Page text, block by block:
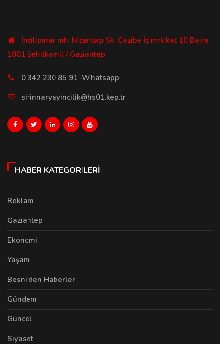
İncilipınar mh. Nişantaşı Sk. Cazibe İş mrk kat 10 Daire
1001 Şehitkamil / Gaziantep
0 342 230 85 91 -Whatsapp
sirinnaryayincilik@hs01.kep.tr
HABER KATEGORILERI
Reklam
Gaziantep
Ekonomi
Yaşam
Besni'den Haberler
Gündem
Güncel
Siyaset